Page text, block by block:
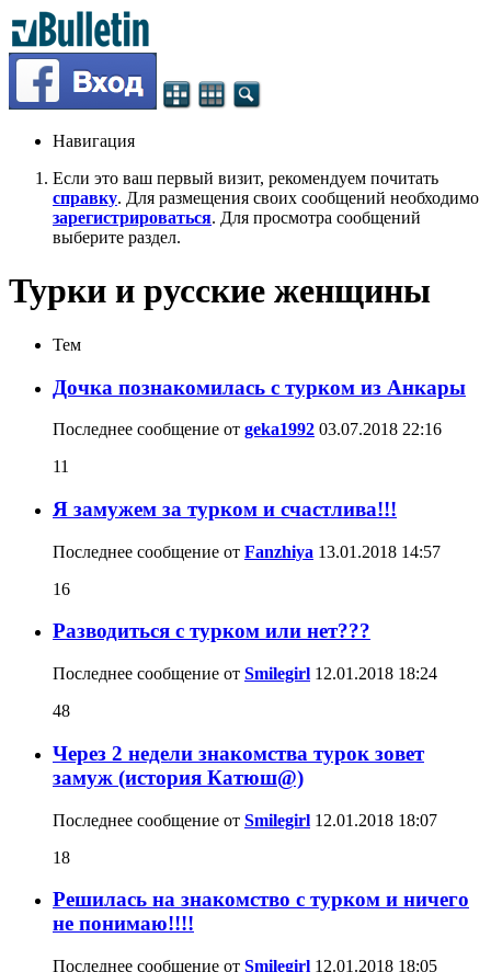
Навигация
Если это ваш первый визит, рекомендуем почитать
справку. Для размещения своих сообщений необходимо
зарегистрироваться. Для просмотра сообщений
выберите раздел.
Турки и русские женщины
Тем
Дочка познакомилась с турком из Анкары
Последнее сообщение от geka1992 03.07.2018 22:16
11
Я замужем за турком и счастлива!!!
Последнее сообщение от Fanzhiya 13.01.2018 14:57
16
Разводиться с турком или нет???
Последнее сообщение от Smilegirl 12.01.2018 18:24
48
Через 2 недели знакомства турок зовет
замуж (история Катюш@)
Последнее сообщение от Smilegirl 12.01.2018 18:07
18
Решилась на знакомство с турком и ничего
не понимаю!!!!
Последнее сообщение от Smilegirl 12.01.2018 18:05